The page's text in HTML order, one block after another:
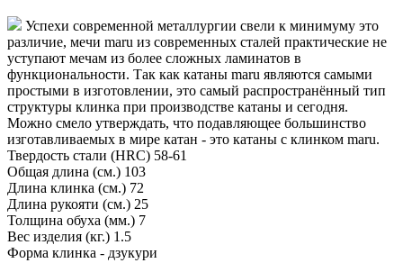
Успехи современной металлургии свели к минимуму это
различие, мечи maru из современных сталей практические не
уступают мечам из более сложных ламинатов в
функциональности. Так как катаны maru являются самыми
простыми в изготовлении, это самый распространённый тип
структуры клинка при производстве катаны и сегодня.
Можно смело утверждать, что подавляющее большинство
изготавливаемых в мире катан - это катаны с клинком maru.
Твердость стали (HRC) 58-61
Общая длина (см.) 103
Длина клинка (см.) 72
Длина рукояти (см.) 25
Толщина обуха (мм.) 7
Вес изделия (кг.) 1.5
Форма клинка - дзукури